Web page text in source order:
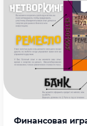
Финансовая